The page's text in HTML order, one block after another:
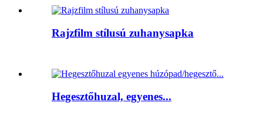
Rajzfilm stílusú zuhanysapka
Hegesztőhuzal, egyenes...